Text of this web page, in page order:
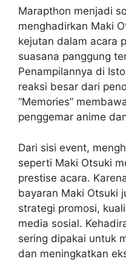
Marapthon menjadi
menghadirkan Maki
kejutan dalam acara
suasana panggung
Penampilannya di
reaksi besar dari
“Memories”
penggemar anime
Dari sisi event,
seperti Maki Otsuki
prestise acara.
bayaran Maki Otsuki
strategi promosi,
media sosial.
sering dipakai untuk
dan meningkatkan